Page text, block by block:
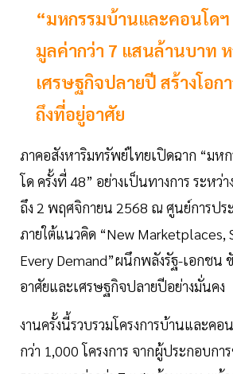
“มหกรรมบ้านและคอนโดฯ
มูลค่ากว่า 7 แสนล้านบาท
เศรษฐกิจปลายปี สร้างโอก
ถึงที่อยู่อาศัย
ภาคอสังหาริมทรัพย์ไทยเปิดฉาก “มห
โด ครั้งที่ 48” อย่างเป็นทางการ ระหว่
ถึง 2 พฤศจิกายน 2568 ณ ศูนย์การปร
ภายใต้แนวคิด “New Marketplaces,
Every Demand”ผนึกพลังรัฐ-เอกชน
อาศัยและเศรษฐกิจปลายปีอย่างมั่นคง
งานครั้งนี้รวบรวมโครงการบ้านและคอ
กว่า 1,000 โครงการ จากผู้ประกอบกา